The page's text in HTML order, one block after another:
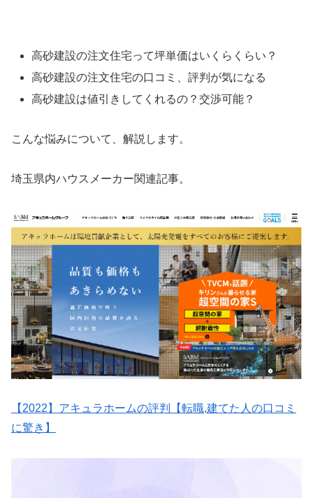
高砂建設の注文住宅って坪単価はいくらくらい？
高砂建設の注文住宅の口コミ、評判が気になる
高砂建設は値引きしてくれるの？交渉可能？
こんな悩みについて、解説します。
埼玉県内ハウスメーカー関連記事。
【2022】アキュラホームの評判【転職,建てた人の口コミ
に驚き】